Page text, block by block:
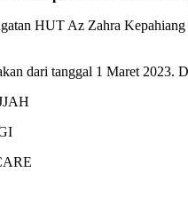
HUT Az Zahra
dari tanggal 1 Maret 2023.